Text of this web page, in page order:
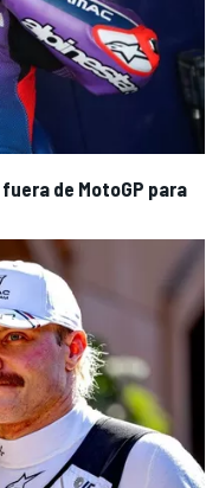
de MotoGP para